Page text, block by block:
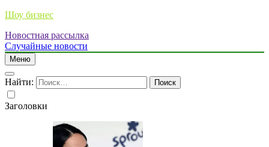
Шоу бизнес
Новостная рассылка
Случайные новости
Меню
Найти:
Заголовки